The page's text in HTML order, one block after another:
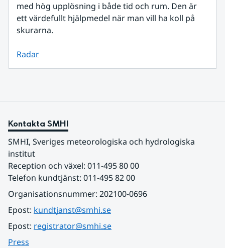
med hög upplösning i både tid och rum. Den är
ett värdefullt hjälpmedel när man vill ha koll på
skurarna.
Radar
Kontakta SMHI
SMHI, Sveriges meteorologiska och hydrologiska
institut
Reception och växel: 011-495 80 00
Telefon kundtjänst: 011-495 82 00
Organisationsnummer: 202100-0696
Epost: kundtjanst@smhi.se
Epost: registrator@smhi.se
Press